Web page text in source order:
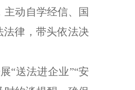
主动自学经信、国
律，带头依法决
“送法进企业”“安